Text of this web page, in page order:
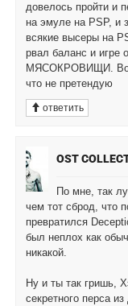
довелось пройти и
на эмуле на PSP, и
всякие высеры на
рвал баланс и игре
МЯСОКРОВИЩИ. Вот
что не претендую
ответить
OST
По мне, так
чем тот сброд, что
превратился
был неплох как
никакой.
Ну и ты так гришь,
секретного перса